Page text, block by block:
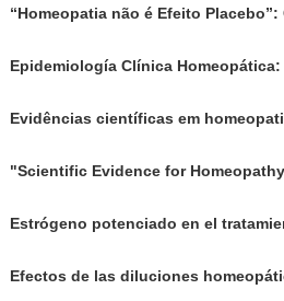
“Homeopatia não é Efeito
Epidemiología Clínica
Evidências científicas em
"Scientific Evidence for
Estrógeno potenciado en el
Efectos de las diluciones